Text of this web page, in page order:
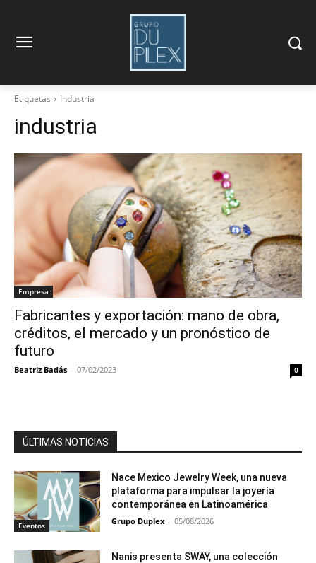
Etiquetas Industria
industria
Empresa
Fabricantes y exportación: mano de obra,
créditos, el mercado y un pronóstico de
futuro
Beatriz Badás - 07/02/2023 0
ÚLTIMAS NOTICIAS
Eventos
Nace Mexico Jewelry Week, una nueva
plataforma para impulsar la joyería
contemporánea en Latinoamérica
Grupo Duplex - 05/08/2026
Nanis presenta SWAY, una colección